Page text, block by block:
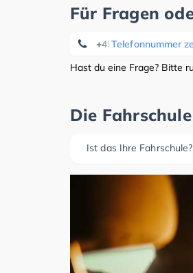
Für Fragen
Telefonnummer
+49 02361 8482321
Hast du eine Frage? Bitte
Die
Ist das Ihre